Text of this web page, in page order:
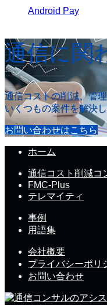
Android Pay
通信に関
通信コストの削減、管
いくつもの案件を解決
お問い合わせはこちら
ホーム
通信コスト削減コ
FMC-Plus
テレマイティ
事例
用語集
会社概要
プライバシーポリ
お問い合わせ